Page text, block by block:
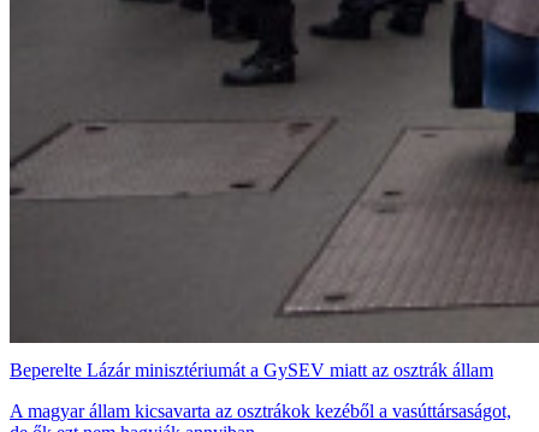
Beperelte Lázár minisztériumát a GySEV miatt az osztrák állam
A magyar állam kicsavarta az osztrákok kezéből a vasúttársaságot,